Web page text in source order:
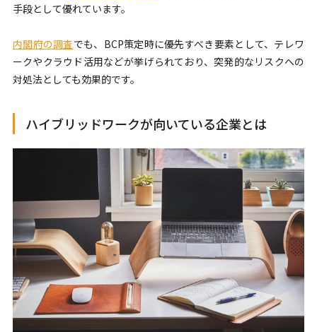
手段として優れています。
内閣府の調査でも、BCP策定時に優先すべき要素として、テレワ
ークやクラウド活用などが挙げられており、突発的なリスクへの
対処法としても効果的です。
ハイブリッドワークが向いている企業とは